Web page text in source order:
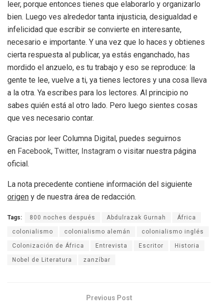
leer, porque entonces tienes que elaborarlo y organizarlo
bien. Luego ves alrededor tanta injusticia, desigualdad e
infelicidad que escribir se convierte en interesante,
necesario e importante. Y una vez que lo haces y obtienes
cierta respuesta al publicar, ya estás enganchado, has
mordido el anzuelo, es tu trabajo y eso se reproduce: la
gente te lee, vuelve a ti, ya tienes lectores y una cosa lleva
a la otra. Ya escribes para los lectores. Al principio no
sabes quién está al otro lado. Pero luego sientes cosas
que ves necesario contar.
Gracias por leer Columna Digital, puedes seguirnos
en Facebook, Twitter, Instagram o visitar nuestra página
oficial.
La nota precedente contiene información del siguiente
origen y de nuestra área de redacción.
Tags: 800 noches después Abdulrazak Gurnah África
colonialismo colonialismo alemán colonialismo inglés
Colonización de África Entrevista Escritor Historia
Nobel de Literatura zanzíbar
Previous Post